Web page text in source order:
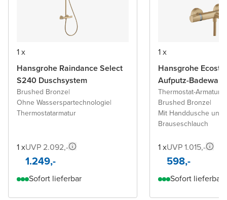
1 x
Hansgrohe Raindance Select
S240 Duschsystem
Brushed Bronze|
Ohne Wasserspartechnologie|
Thermostatarmatur
1 xUVP 2.092,-
1.249,-
Sofort lieferbar
1 x
Hansgrohe
Aufputz-
Thermostat-Armatur
Brushed Bronze|
Mit Handdusche und
Brauseschlauch
1 xUVP 1.015,-
598,-
Sofort lieferbar